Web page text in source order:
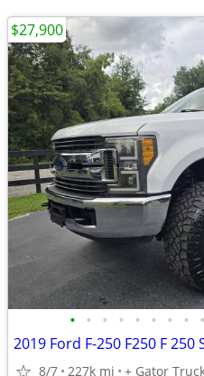
• • • • • • • • •
8/7 227k mi + Gator
$27,900